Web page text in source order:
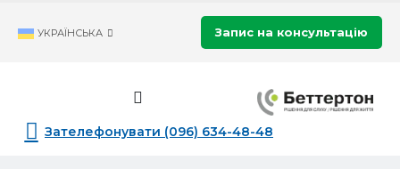
УКРАЇНСЬКА Запис на консультацію
Зателефонувати (096) 634-48-48